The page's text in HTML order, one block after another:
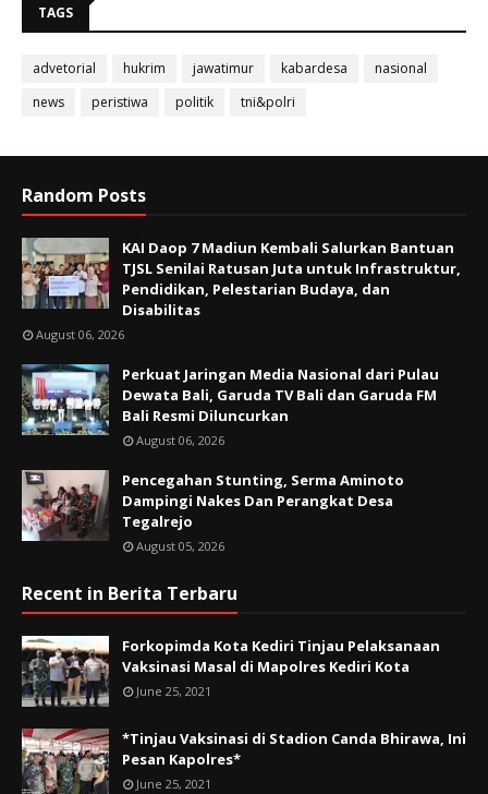
TAGS
advetorial hukrim jawatimur kabardesa
nasional
news
peristiwa politik tni&polri
Random Posts
KAI Daop 7 Madiun Kembali Salurkan Bantuan
TJSL Senilai Ratusan Juta untuk Infrastruktur,
Pendidikan, Pelestarian Budaya, dan
Disabilitas
August 06, 2026
Perkuat Jaringan Media Nasional dari Pulau
Dewata Bali, Garuda TV Bali dan Garuda FM
Bali Resmi Diluncurkan
August 06, 2026
Pencegahan Stunting, Serma Aminoto
Dampingi Nakes Dan Perangkat Desa
Tegalrejo
August 05, 2026
Recent in Berita Terbaru
Forkopimda Kota Kediri Tinjau Pelaksanaan
Vaksinasi Masal di Mapolres Kediri Kota
June 25, 2021
*Tinjau Vaksinasi di Stadion Canda Bhirawa, Ini
Pesan Kapolres*
June 25, 2021